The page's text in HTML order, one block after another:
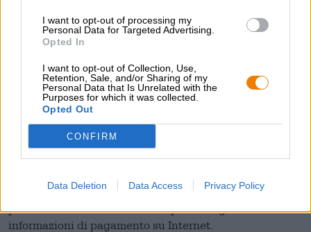
I want to opt-out of processing my
Personal Data for Targeted Advertising.
Opted In
I want to opt-out of Collection, Use,
Retention, Sale, and/or Sharing of my
Personal Data that Is Unrelated with the
Purposes for which it was collected.
Opted Out
CONFIRM
Data Deletion Data Access Privacy Policy
elencate di seguito.
paga
Il pagamento tramite il sito è sicuro?
Prendiamo molto sul serio la protezione dei tuoi dati
personali, motivo per cui utilizziamo diversi sistemi di
crittografia che rendono sicuro il processo di
pagamento. Bierothek
GmbH garantisce che i vostri
dati vengano utilizzati esclusivamente per lo scopo
desiderato. Quando effettui un pagamento nel negozio
, il tuo browser web si collega al sito
web tramite SSL ("Secure Sockets Layer"). SSL è un
protocollo standard del settore per crittografare le
informazioni di pagamento su Internet.